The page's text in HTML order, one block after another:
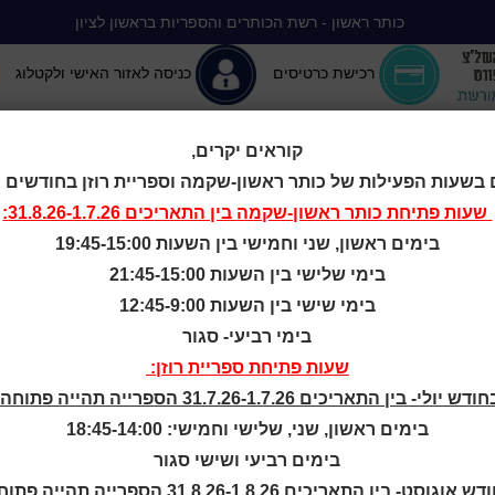
כותר ראשון - רשת הכותרים והספריות בראשון לציון
רכישת כרטיסים כניסה לאזור האישי ולקטלוג
ללא הפסקה המומלצים שלנו אירועים ופעילויות מידע ראשון: מרכז
של
בישראל
קוראים יקרים,
בשעות הפעילות של כותר ראשון-שקמה וספריית רוזן בחודשים יולי-
שעות פתיחת כותר ראשון-שקמה בין התאריכים 31.8.26-1.7.26:
בימים ראשון, שני וחמישי בין השעות 19:45-15:00
בימי שלישי בין השעות 21:45-15:00
בימי שישי בין השעות 12:45-9:00
בימי רביעי- סגור
שעות פתיחת ספריית רוזן:
יולי- בין התאריכים 31.7.26-1.7.26 הספרייה תהייה פתוחה:
בימים ראשון, שני, שלישי וחמישי: 18:45-14:00
בימים רביעי ושישי סגור
אוגוסט- בין התאריכים 31.8.26-1.8.26 הספרייה תהייה פתוחה: